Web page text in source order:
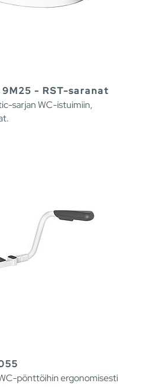
- RST-saranat
sarjan WC-istuimiin,
pönttöihin ergonomisesti